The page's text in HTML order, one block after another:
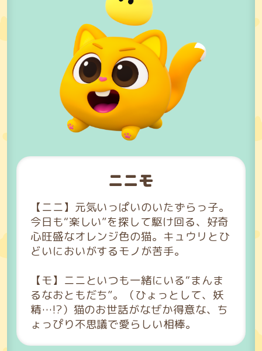
ニニモ
【ニニ】元気いっぱいのいたずらっ子。
今日も“楽しい”を探して駆け回る、好奇
心旺盛なオレンジ色の猫。キュウリとひ
どいにおいがするモノが苦手。
【モ】ニニといつも一緒にいる“まんま
るなおともだち”。（ひょっとして、妖
精…!?）猫のお世話がなぜか得意な、ち
ょっぴり不思議で愛らしい相棒。